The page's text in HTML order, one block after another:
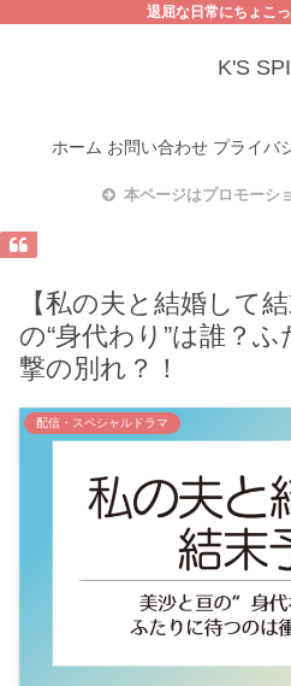
退屈な日常にちょこっ
K'S
ホーム お問い合わせ プライバ
本ページはプロモーシ
【私の夫と結婚して
の“身代わり”は誰？
撃の別れ？！
配信・スペシャルドラマ